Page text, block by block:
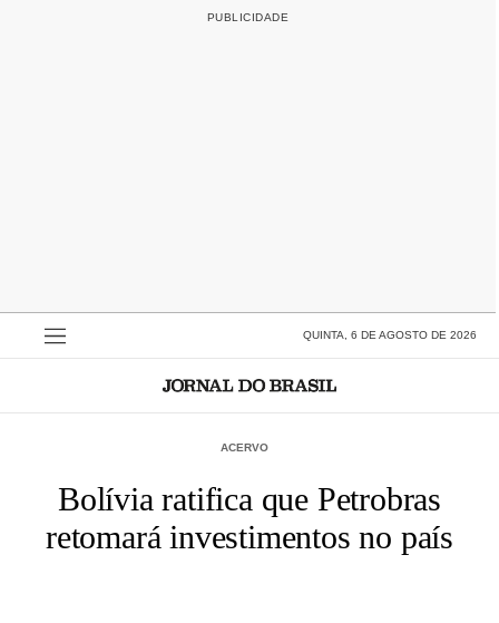
QUINTA, 6 DE AGOSTO DE 2026
ACERVO
Bolívia ratifica que Petrobras
retomará investimentos no país